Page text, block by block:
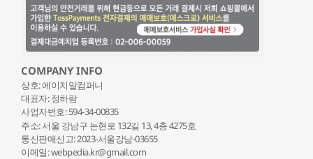
COMPANY INFO
상호: 에이치알컴퍼니
대표자: 정하랑
사업자번호: 594-34-00835
주소: 서울 강남구 논현로 132길 13, 4층 4275호
통신판매신고: 2023-서울강남-03655
이메일: webpedia.kr@gmail.com